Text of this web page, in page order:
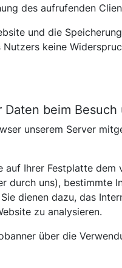
des aufrufenden
und die
keine
beim
unserem Server
Ihrer Festplatte
durch uns), bestimmte
dienen dazu, das
zu analysieren.
über die